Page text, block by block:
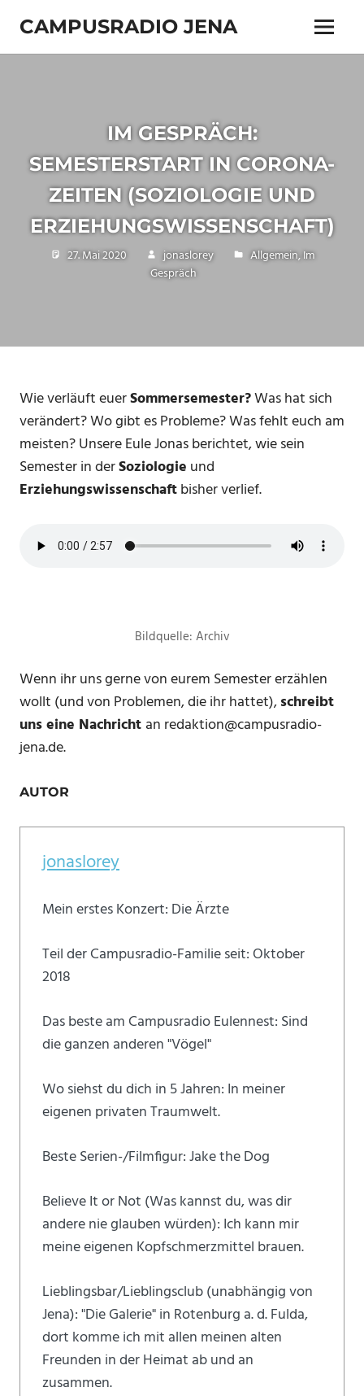
Inhalt
springen
CAMPUSRADIO JENA
103.4
Menü
IM GESPRÄCH:
SEMESTERSTART IN CORONA-
ZEITEN (SOZIOLOGIE UND
ERZIEHUNGSWISSENSCHAFT)
27. Mai 2020 jonaslorey Allgemein,Im
Gespräch
Wie verläuft euerSommersemester?Was hat sich
verändert? Wo gibt es Probleme? Was fehlt euch am
meisten? Unsere Eule Jonas berichtet, wie sein
Semester in derSoziologie und
Erziehungswissenschaftbisher verlief.
Bildquelle: Archiv
Wenn ihr uns gerne von eurem Semester erzählen
wollt (und von Problemen, die ihr hattet),schreibt
uns eine Nachricht an redaktion@campusradio-
jena.de.
AUTOR
jonaslorey
Mein erstes Konzert: Die Ärzte
Teil der Campusradio-Familie seit: Oktober
2018
Das beste am Campusradio Eulennest: Sind
die ganzen anderen "Vögel"
Wo siehst du dich in 5 Jahren: In meiner
eigenen privaten Traumwelt.
Beste Serien-/Filmfigur: Jake the Dog
Believe It or Not (Was kannst du, was dir
andere nie glauben würden): Ich kann mir
meine eigenen Kopfschmerzmittel brauen.
Lieblingsbar/Lieblingsclub (unabhängig von
Jena): "Die Galerie" in Rotenburg a. d. Fulda,
dort komme ich mit allen meinen alten
Freunden in der Heimat ab und an
zusammen.